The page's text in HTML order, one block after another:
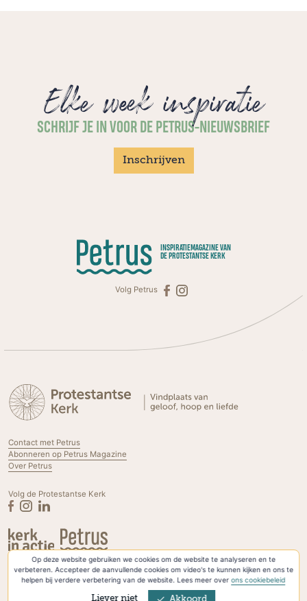
Op deze website gebruiken we cookies om de website te analyseren en te
verbeteren. Accepteer de aanvullende cookies om video's te kunnen kijken en ons te
helpen bij verdere verbetering van de website. Lees meer overons cookiebeleid
Liever niet
Elke week inspiratie
SCHRIJF JE IN VOOR DE PETRUS-NIEUWSBRIEF
Inschrijven
INSPIRATIEMAGAZINE VAN
DE PROTESTANTSE KERK
Volg Petrus
Contact met Petrus
Abonneren op Petrus Magazine
Over Petrus
Volg de Protestantse Kerk
Privacyverklaring & Cookies